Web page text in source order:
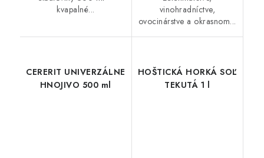
kvapalné...
vinohradníctve,
ovocinárstve a okrasnom...
CERERIT UNIVERZÁLNE
HNOJIVO 500 ml
HOŠTICKÁ HORKÁ SOĽ
TEKUTÁ 1 l